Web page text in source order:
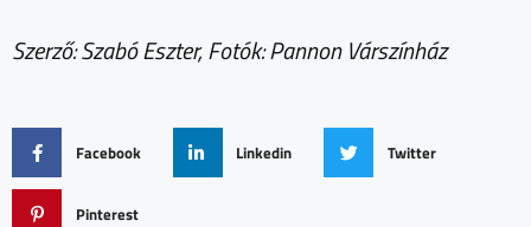
Szerző: Szabó Eszter, Fotók: Pannon Várszínház
Facebook Linkedin Twitter
Pinterest